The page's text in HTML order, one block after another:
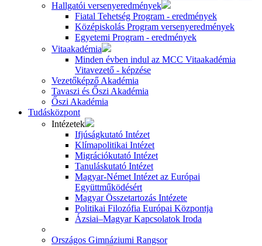
Hallgatói versenyeredmények
Fiatal Tehetség Program - eredmények
Középiskolás Program versenyeredmények
Egyetemi Program - eredmények
Vitaakadémia
Minden évben indul az MCC Vitaakadémia
Vitavezető - képzése
Vezetőképző Akadémia
Tavaszi és Őszi Akadémia
Őszi Akadémia
Tudásközpont
Intézetek
Ifjúságkutató Intézet
Klímapolitikai Intézet
Migrációkutató Intézet
Tanuláskutató Intézet
Magyar-Német Intézet az Európai
Együttműködésért
Magyar Összetartozás Intézete
Politikai Filozófia Európai Központja
Ázsiai–Magyar Kapcsolatok Iroda
Országos Gimnáziumi Rangsor